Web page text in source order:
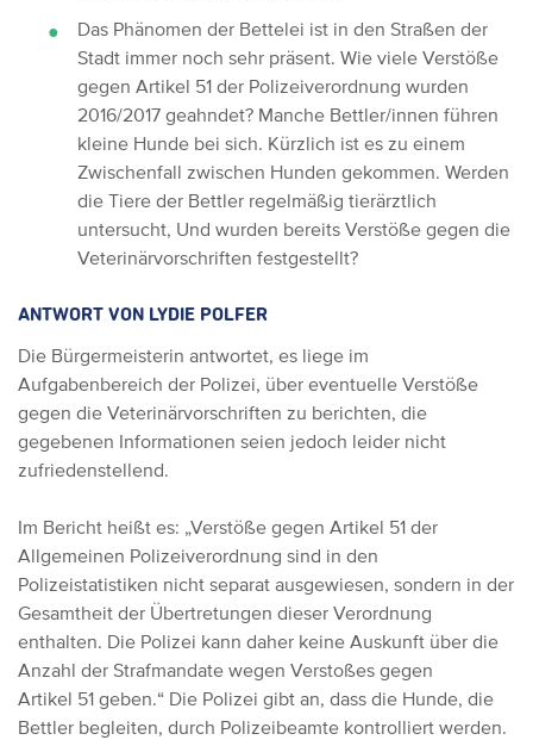
Das Phänomen der Bettelei ist in den Straßen der
Stadt immer noch sehr präsent. Wie viele Verstöße
gegen Artikel 51 der Polizeiverordnung wurden
2016/2017 geahndet? Manche Bettler/innen führen
kleine Hunde bei sich. Kürzlich ist es zu einem
Zwischenfall zwischen Hunden gekommen. Werden
die Tiere der Bettler regelmäßig tierärztlich
untersucht, Und wurden bereits Verstöße gegen die
Veterinärvorschriften festgestellt?
ANTWORT VON LYDIE POLFER
Die Bürgermeisterin antwortet, es liege im
Aufgabenbereich der Polizei, über eventuelle Verstöße
gegen die Veterinärvorschriften zu berichten, die
gegebenen Informationen seien jedoch leider nicht
zufriedenstellend.
Im Bericht heißt es: „Verstöße gegen Artikel 51 der
Allgemeinen Polizeiverordnung sind in den
Polizeistatistiken nicht separat ausgewiesen, sondern in der
Gesamtheit der Übertretungen dieser Verordnung
enthalten. Die Polizei kann daher keine Auskunft über die
Anzahl der Strafmandate wegen Verstoßes gegen
Artikel 51 geben.“ Die Polizei gibt an, dass die Hunde, die
Bettler begleiten, durch Polizeibeamte kontrolliert werden.